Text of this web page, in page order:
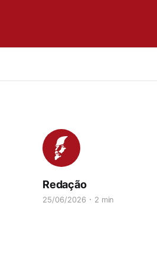
Redação
25/06/2026 2 min